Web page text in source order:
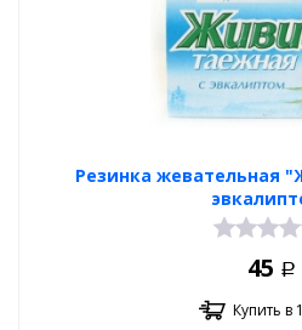
Резинка жевательная
45 Р
Купить в